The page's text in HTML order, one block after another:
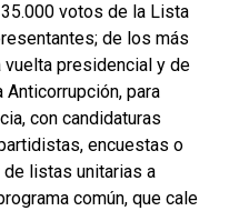
votos de la Lista
de los más
presidencial y de
Anticorrupción, para
con candidaturas
encuestas o
listas unitarias a
común, que cale